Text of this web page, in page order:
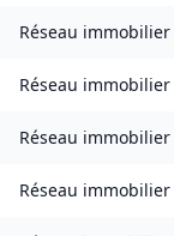
Réseau immobilier
Réseau immobilier
Réseau immobilier
Réseau immobilier